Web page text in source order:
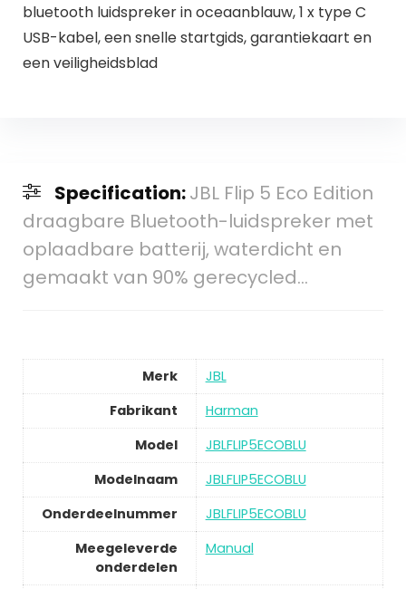
bluetooth luidspreker in oceaanblauw, 1 x type C
USB-kabel, een snelle startgids, garantiekaart en
een veiligheidsblad
Specification:JBL Flip 5 Eco Edition
draagbare Bluetooth-luidspreker met
oplaadbare batterij, waterdicht en
gemaakt van 90% gerecycled…
Merk
JBL
Fabrikant
Harman
Model
JBLFLIP5ECOBLU
Modelnaam
JBLFLIP5ECOBLU
Onderdeelnummer
JBLFLIP5ECOBLU
Meegeleverde
onderdelen
Manual